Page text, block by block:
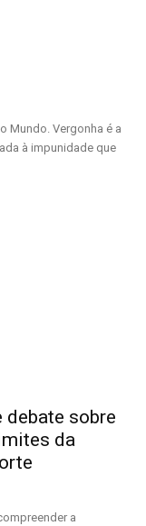
Mundo. Vergonha é a
à impunidade que
debate sobre
da
a